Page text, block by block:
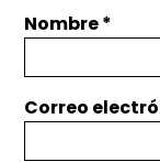
Nombre*
Correo